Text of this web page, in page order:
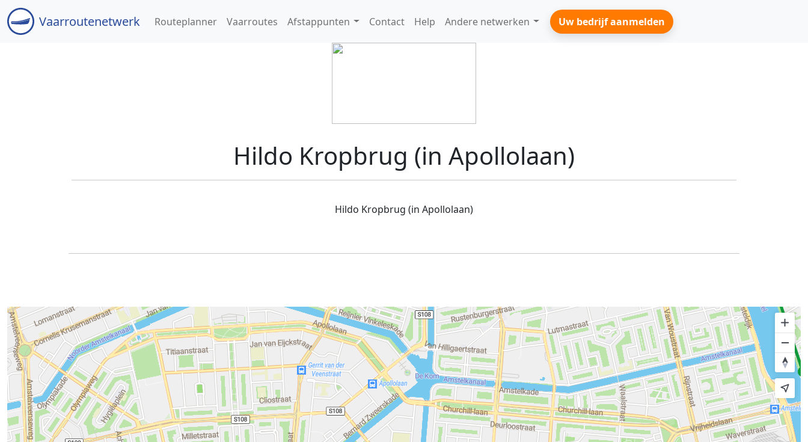
Vaarroutenetwerk Routeplanner Vaarroutes Afstappunten Contact Help Andere netwerken Uw bedrijf aanmelden
Hildo Kropbrug (in Apollolaan)
Hildo Kropbrug (in Apollolaan)